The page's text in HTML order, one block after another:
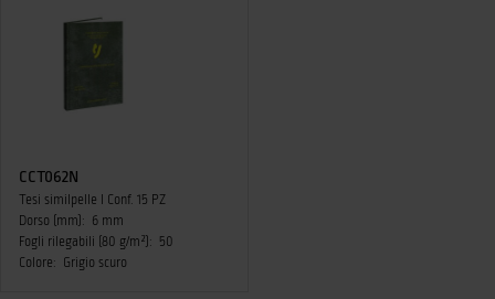
CCT062N
Tesi similpelle I Conf. 15 PZ
Dorso (mm):
6 mm
Fogli rilegabili (80 g/m²):
50
Colore:
Grigio scuro